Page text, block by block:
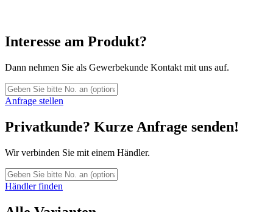
Interesse am Produkt?
Dann nehmen Sie als Gewerbekunde Kontakt mit uns auf.
Anfrage stellen
Privatkunde? Kurze Anfrage senden!
Wir verbinden Sie mit einem Händler.
Händler finden